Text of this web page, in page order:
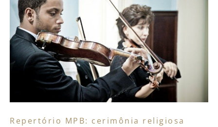
Repertório MPB: cerimônia religiosa
cerimônia
religiosa